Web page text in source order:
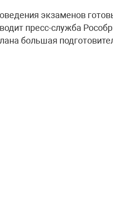
экзаменов
пресс-служба
большая